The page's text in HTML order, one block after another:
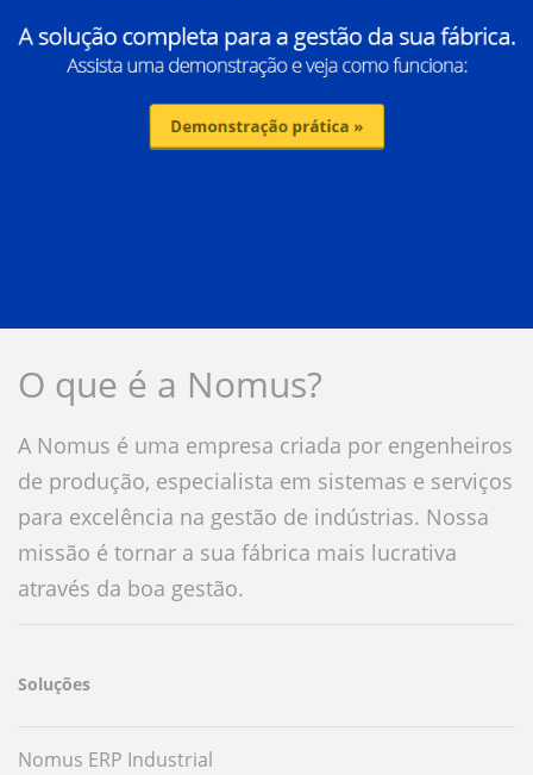
O que é a Nomus?
A Nomus é uma empresa criada por engenheiros
de produção, especialista em sistemas e serviços
para excelência na gestão de indústrias. Nossa
missão é tornar a sua fábrica mais lucrativa
através da boa gestão.
Soluções
Nomus ERP Industrial